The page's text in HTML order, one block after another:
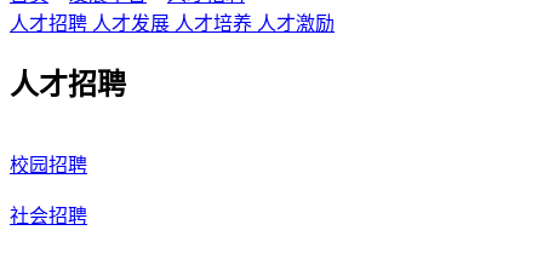
人才招聘 人才发展 人才培养 人才激励
人才招聘
校园招聘
社会招聘